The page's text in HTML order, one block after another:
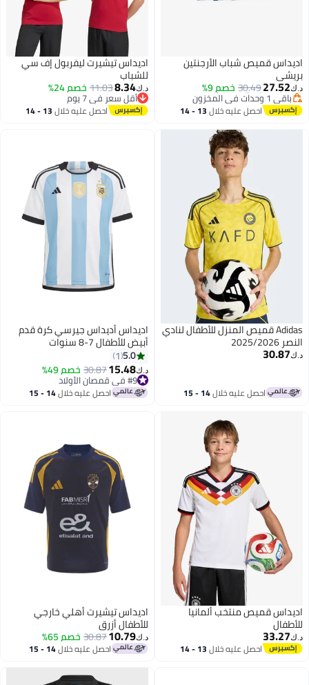
اديداس قميص شباب الأرجنتين
بريشي
د.ك‏27.52
30.49خصم 9%
#10 في قمصان الأولاد
أقل سعر في 30 يوم
باقي 1 وحدات في المخزون
#10 في قمصان الأولاد
احصل عليه خلال 13 - 14
اديداس تيشيرت ليفربول إف سي
للشباب
د.ك‏8.34
11.03خصم 24%
أقل سعر في 7 يوم
أقل سعر في 7 يوماحصل عليه خلال 13 - 14
Adidas قميص المنزل للأطفال لنادي
النصر 2025/2026
د.ك‏30.87
احصل عليه خلال 14 - 15
اديداس أديداس جيرسي كرة قدم
أبيض للأطفال 7-8 سنوات
5.0
1
د.ك‏15.48
30.87خصم 49%
#9 في قمصان الأولاد
#9 في قمصان الأولاد احصل عليه خلال 14 - 15
اديداس قميص منتخب ألمانيا
للأطفال
د.ك‏33.27
احصل عليه خلال 13 - 14
اديداس تيشيرت أهلي خارجي
للأطفال أزرق
د.ك‏10.79
30.87خصم 65%
احصل عليه خلال 14 - 15